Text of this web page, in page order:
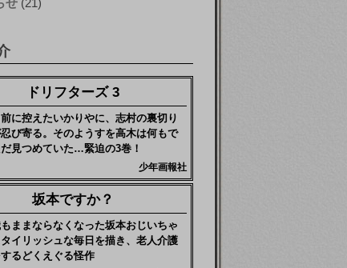
せ (21)
ドリフターズ 3
に控えたいかりやに、志村の裏切り
び寄る。そのようすを高木は何もで
見つめていた…緊迫の3巻！
少年画報社
坂本ですか？
ままならなくなった坂本おじいちゃ
イリッシュな毎日を描き、老人介護
るどくえぐる怪作